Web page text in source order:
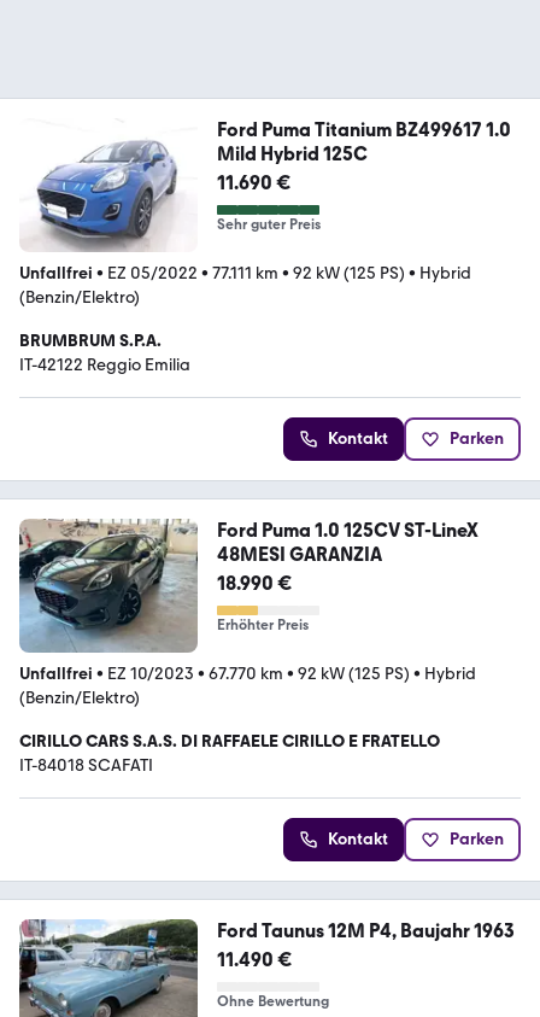
Ford Puma Titanium BZ499617 1.0
Mild Hybrid 125C
11.690 €
Sehr guter Preis
Unfallfrei • EZ 05/2022 • 77.111 km • 92 kW (125 PS) • Hybrid
(Benzin/Elektro)
BRUMBRUM S.P.A.
IT-42122 Reggio Emilia
Kontakt Parken
Ford Puma 1.0 125CV ST-LineX
48MESI GARANZIA
18.990 €
Erhöhter Preis
Unfallfrei • EZ 10/2023 • 67.770 km • 92 kW (125 PS) • Hybrid
(Benzin/Elektro)
CIRILLO CARS S.A.S. DI RAFFAELE CIRILLO E FRATELLO
IT-84018 SCAFATI
Kontakt Parken
Ford Taunus 12M P4, Baujahr 1963
11.490 €
Ohne Bewertung